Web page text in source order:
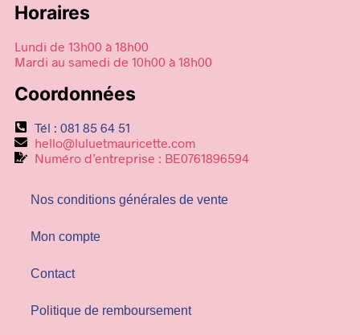
Horaires
Lundi de 13h00 à 18h00
Mardi au samedi de 10h00 à 18h00
Coordonnées
Tél : 081 85 64 51
hello@luluetmauricette.com
Numéro d’entreprise : BE0761896594
Nos conditions générales de vente
Mon compte
Contact
Politique de remboursement